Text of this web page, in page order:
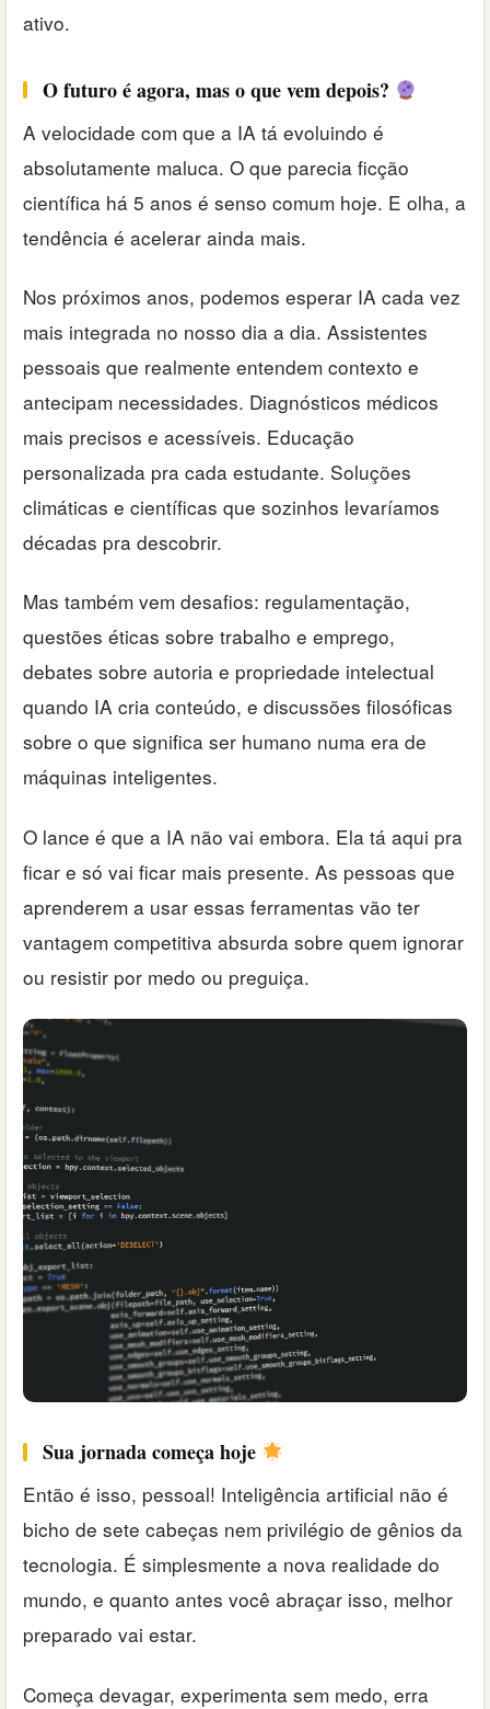
ativo.
O futuro é agora, mas o que vem depois?
A velocidade com que a IA tá evoluindo é
absolutamente maluca. O que parecia ficção
científica há 5 anos é senso comum hoje. E olha, a
tendência é acelerar ainda mais.
Nos próximos anos, podemos esperar IA cada vez
mais integrada no nosso dia a dia. Assistentes
pessoais que realmente entendem contexto e
antecipam necessidades. Diagnósticos médicos
mais precisos e acessíveis. Educação
personalizada pra cada estudante. Soluções
climáticas e científicas que sozinhos levaríamos
décadas pra descobrir.
Mas também vem desafios: regulamentação,
questões éticas sobre trabalho e emprego,
debates sobre autoria e propriedade intelectual
quando IA cria conteúdo, e discussões filosóficas
sobre o que significa ser humano numa era de
máquinas inteligentes.
O lance é que a IA não vai embora. Ela tá aqui pra
ficar e só vai ficar mais presente. As pessoas que
aprenderem a usar essas ferramentas vão ter
vantagem competitiva absurda sobre quem ignorar
ou resistir por medo ou preguiça.
Sua jornada começa hoje
Então é isso, pessoal! Inteligência artificial não é
bicho de sete cabeças nem privilégio de gênios da
tecnologia. É simplesmente a nova realidade do
mundo, e quanto antes você abraçar isso, melhor
preparado vai estar.
Começa devagar, experimenta sem medo, erra